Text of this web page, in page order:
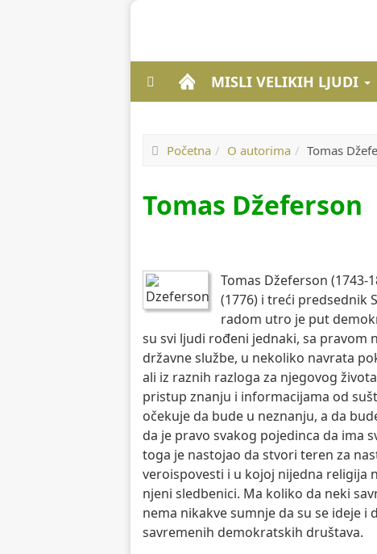
MISLI VELIKIH LJUDI
Početna O autorima Tomas
Tomas Džeferson
Tomas Džeferson (1743-
(1776) i treći predsednik
radom utro je put
su svi ljudi rođeni jednaki, sa pravom
državne službe, u nekoliko navrata
ali iz raznih razloga za njegovog
pristup znanju i informacijama od
očekuje da bude u neznanju, a da
da je pravo svakog pojedinca da ima
toga je nastojao da stvori teren za
veroispovesti i u kojoj nijedna religija
njeni sledbenici. Ma koliko da neki
nema nikakve sumnje da su se ideje i
savremenih demokratskih društava.